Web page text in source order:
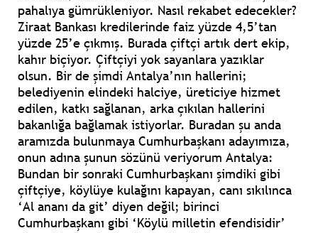
pahalıya gümrükleniyor. Nasıl rekabet edecekler?
Ziraat Bankası kredilerinde faiz yüzde 4,5’tan
yüzde 25’e çıkmış. Burada çiftçi artık dert ekip,
kahır biçiyor. Çiftçiyi yok sayanlara yazıklar
olsun. Bir de şimdi Antalya’nın hallerini;
belediyenin elindeki halciye, üreticiye hizmet
edilen, katkı sağlanan, arka çıkılan hallerini
bakanlığa bağlamak istiyorlar. Buradan şu anda
aramızda bulunmaya Cumhurbaşkanı adayımıza,
onun adına şunun sözünü veriyorum Antalya:
Bundan bir sonraki Cumhurbaşkanı şimdiki gibi
çiftçiye, köylüye kulağını kapayan, canı sıkılınca
‘Al ananı da git’ diyen değil; birinci
Cumhurbaşkanı gibi ‘Köylü milletin efendisidir’